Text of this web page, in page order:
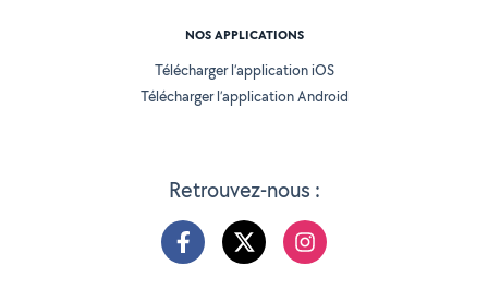
Retrouvez-nous :
NOS APPLICATIONS
Télécharger l’application iOS
Télécharger l’application Android